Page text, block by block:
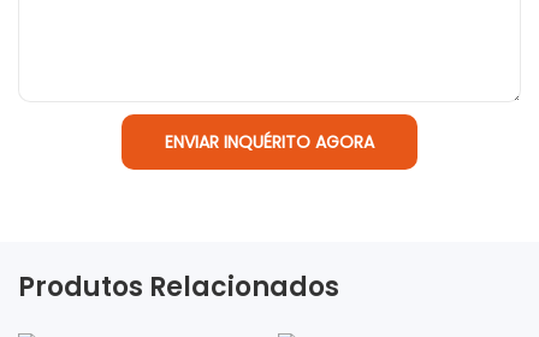
ENVIAR INQUÉRITO AGORA
Produtos Relacionados